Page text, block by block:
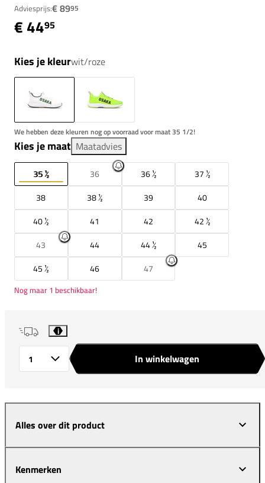
Adviesprijs:€ 8995
€ 4495
Kies je kleurwit/roze
We hebben deze kleuren nog op voorraad voor maat 35 1/2!
Kies je maat Maatadvies
35 ½ 36 36 ½
37 ½
38
38 ½ 39
40
40 ½
41 42
42 ½
43
44 44 ½
45
45 ½
46 47
Nog maar 1 beschikbaar!
i
In winkelwagen
Alles over dit product
Kenmerken